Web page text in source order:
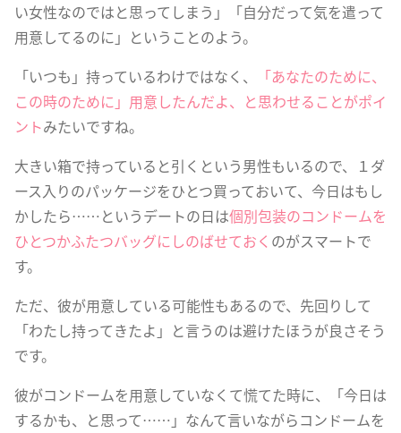
い女性なのではと思ってしまう」「自分だって気を遣って
用意してるのに」ということのよう。
「いつも」持っているわけではなく、
「あなたのために、
この時のために」用意したんだよ、と思わせることがポイ
ントみたいですね。
大きい箱で持っていると引くという男性もいるので、１ダ
ース入りのパッケージをひとつ買っておいて、今日はもし
かしたら……というデートの日は個別包装のコンドームを
ひとつかふたつバッグにしのばせておく のがスマートで
す。
ただ、彼が用意している可能性もあるので、先回りして
「わたし持ってきたよ」と言うのは避けたほうが良さそう
です。
彼がコンドームを用意していなくて慌てた時に、「今日は
するかも、と思って……」なんて言いながらコンドームを